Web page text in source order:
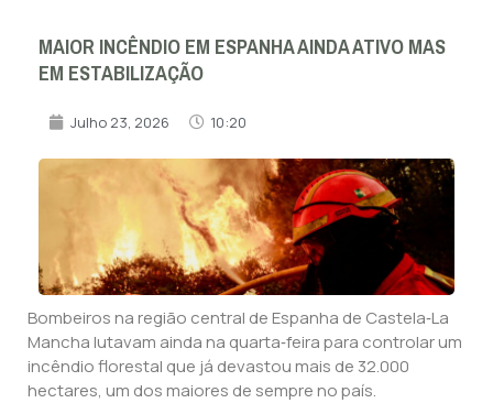
MAIOR INCÊNDIO EM ESPANHA AINDA ATIVO MAS
EM ESTABILIZAÇÃO
Julho 23, 2026 10:20
Bombeiros na região central de Espanha de Castela‑La
Mancha lutavam ainda na quarta‑feira para controlar um
incêndio florestal que já devastou mais de 32.000
hectares, um dos maiores de sempre no país.